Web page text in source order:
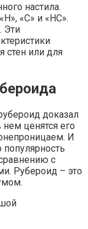
настила.
«С» и «НС».
Эти
стен или для
доказал
ценятся его
И
популярность
с
Рубероид – это